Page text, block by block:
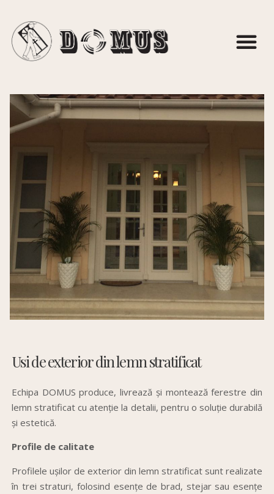
Usi de exterior din lemn stratificat
Echipa DOMUS produce,livrează și montează ferestre din
lemn stratificat cu atențiela detalii, pentru o soluție durabilă
și estetică.
Profile de calitate
Profilele ușilor de exterior din lemn stratificat sunt realizate
în trei straturi, folosind esențe de brad, stejar sau esențe